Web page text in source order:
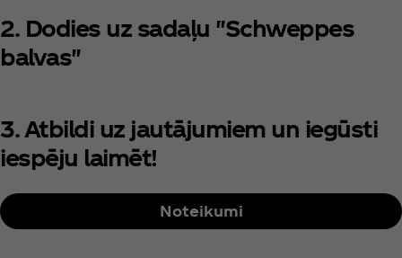
2. Dodies uz sadaļu "Schweppes
balvas"
3. Atbildi uz jautājumiem un iegūsti
iespēju laimēt!
Noteikumi